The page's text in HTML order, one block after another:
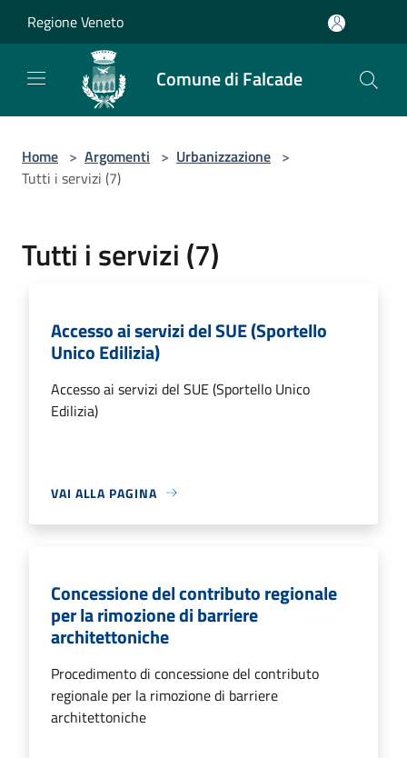
Regione Veneto
Comune di Falcade
Home > Argomenti > Urbanizzazione >
Tutti i servizi (7)
Tutti i servizi (7)
Accesso ai servizi del SUE (Sportello
Unico Edilizia)
Accesso ai servizi del SUE (Sportello Unico
Edilizia)
VAI ALLA PAGINA
Concessione del contributo regionale
per la rimozione di barriere
architettoniche
Procedimento di concessione del contributo
regionale per la rimozione di barriere
architettoniche